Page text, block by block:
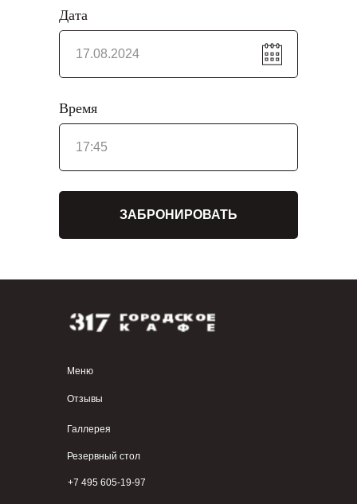
Дата
Время
ЗАБРОНИРОВАТЬ
Меню
Отзывы
Галлерея
Резервный стол
+7 495 605-19-97